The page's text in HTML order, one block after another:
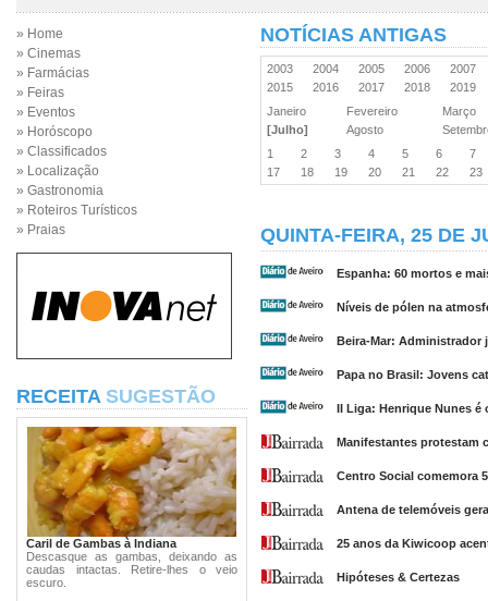
» Home
» Cinemas
» Farmácias
» Feiras
» Eventos
» Horóscopo
» Classificados
» Localização
» Gastronomia
» Roteiros Turísticos
» Praias
RECEITA SUGESTÃO
Caril de Gambas à Indiana
Descasque as gambas, deixando as
caudas intactas. Retire-lhes o veio
escuro.
NOTÍCIAS ANTIGAS
2003 2004 2005 2006
2007
2015
2016 2017 2018
2019
Janeiro
Fevereiro
Março
[Julho]
Agosto
1
2 3 4 5 6
7
17
18 19 20 21 22 23
QUINTA-FEIRA, 25 DE
Espanha: 60 mortos e
Níveis de pólen na
Beira-Mar: Administrador
Papa no Brasil: Jovens
II Liga: Henrique Nunes é
Manifestantes protestam
Centro Social comemora
Antena de telemóveis
25 anos da Kiwicoop
Hipóteses & Certezas